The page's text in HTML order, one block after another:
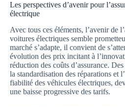
Les perspectives d’avenir pour
électrique
Avec tous ces éléments, l’avenir de
voitures électriques semble
marché s’adapte, il convient de
évolution des prix incitant à
réduction des coûts d’assurance.
la standardisation des réparations et
fiabilité des véhicules électriques,
une baisse progressive des tarifs.